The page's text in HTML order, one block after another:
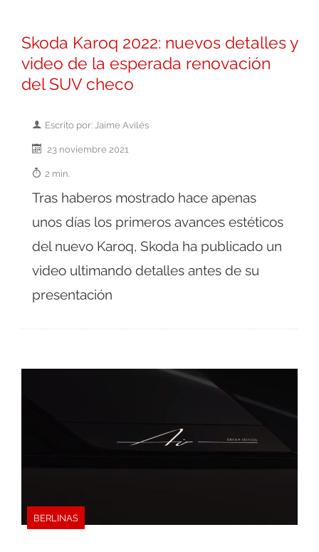
Skoda Karoq 2022: nuevos detalles y
video de la esperada renovación
del SUV checo
Escrito por: Jaime Avilés
23 noviembre 2021
2 min.
Tras haberos mostrado hace apenas
unos días los primeros avances estéticos
del nuevo Karoq, Skoda ha publicado un
video ultimando detalles antes de su
presentación
BERLINAS